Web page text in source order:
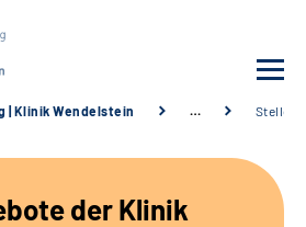
| Klinik Wendelstein …
der Klinik